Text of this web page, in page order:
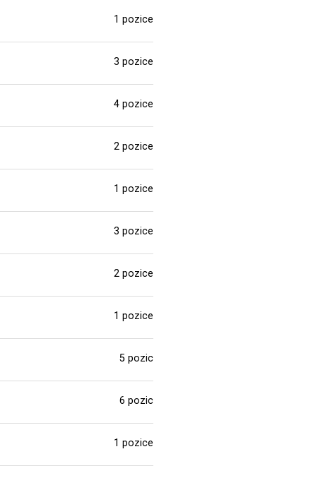
1 pozice
3 pozice
4 pozice
2 pozice
1 pozice
3 pozice
2 pozice
1 pozice
5 pozic
6 pozic
1 pozice